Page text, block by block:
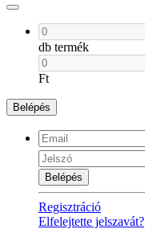
db termék
Ft
Belépés
Belépés
Regisztráció
Elfelejtette jelszavát?